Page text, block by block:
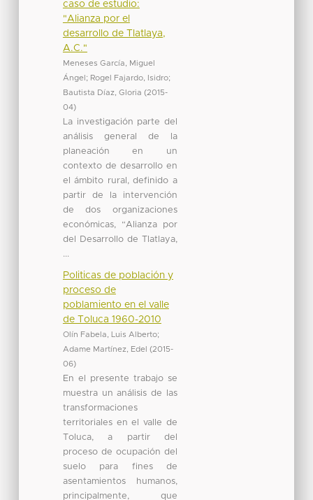
caso de estudio:
"Alianza por el
desarrollo de Tlatlaya,
A.C."
Meneses García, Miguel
Ángel ; Rogel Fajardo, Isidro;
Bautista Díaz, Gloria (2015-
04)
La investigación parte del
análisis general de la
planeación en un
contexto de desarrollo en
el ámbito rural, definido a
partir de la intervención
de dos organizaciones
económicas, “Alianza por
del Desarrollo de Tlatlaya,
...
Politicas de población y
proceso de
poblamiento en el valle
de Toluca 1960-2010
Olín Fabela, Luis Alberto;
Adame Martínez, Edel
(2015-
06)
En el presente trabajo se
muestra un análisis de las
transformaciones
territoriales en el valle de
Toluca, a partir del
proceso de ocupación del
suelo para fines de
asentamientos humanos,
principalmente, que